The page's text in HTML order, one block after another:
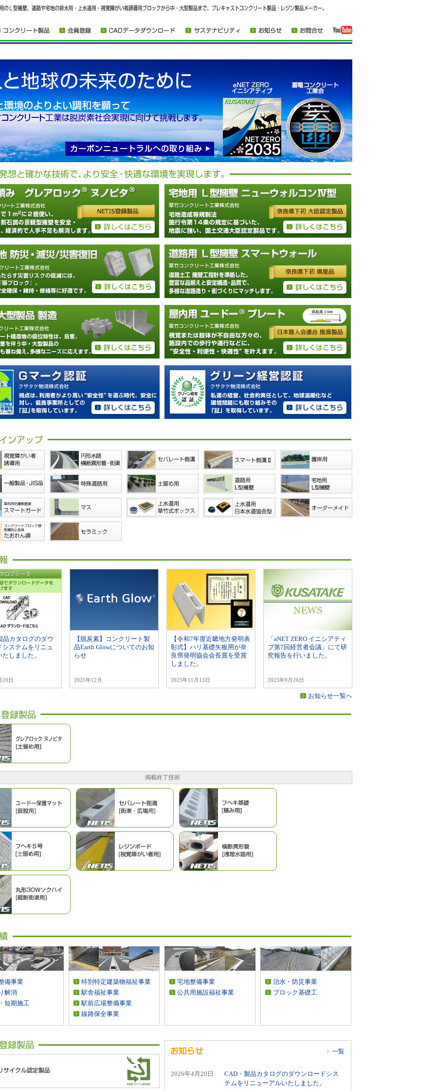
品カタログのダウ
システムをリニュ
しました。
20日
【脱炭素】コンクリート製
品Earth Glowについてのお知
らせ
2025年12月
【令和7年度近畿地方発明表
彰式】ハリ基礎矢板用が奈
良県発明協会会長賞を受賞
しました。
2025年11月13日
「aNET ZERO イニシアティ
ブ第7回経営者会議」にて研
究報告を行いました。
2025年9月26日
お知らせ一覧へ
掲載終了技術
備事業
解消
短期施工
特別特定建築物福祉事業
駅舎福祉事業
駅前広場整備事業
線路保全事業
宅地整備事業
公共用施設福祉事業
治水・防災事業
ブロック基礎工
一覧
2026年4月20日
CAD・製品カタログのダウンロードシス
テムをリニューアルいたしました。